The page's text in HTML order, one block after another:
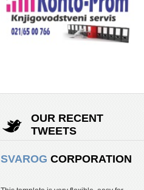
OUR RECENT
TWEETS
SVAROG CORPORATION